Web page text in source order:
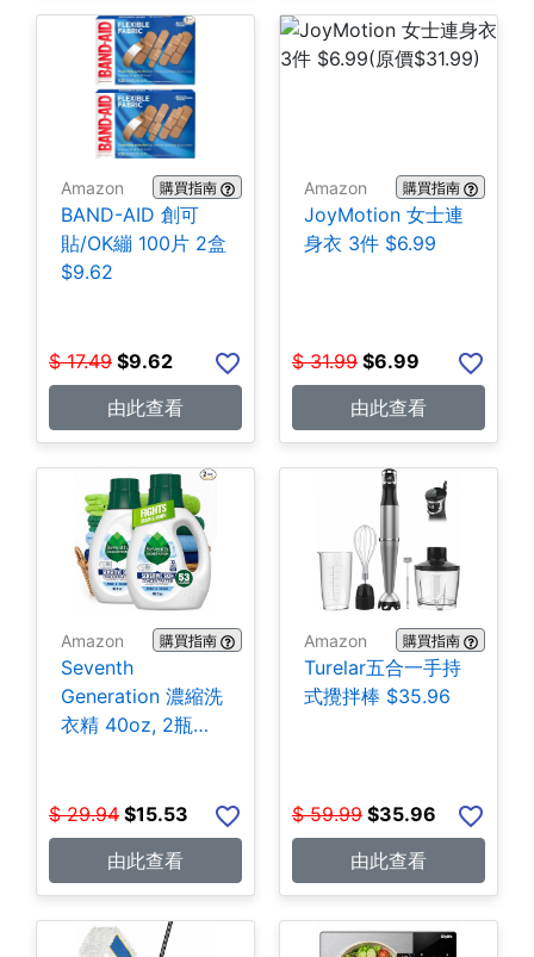
Amazon 購買指南
BAND-AID 創可
貼/OK繃 100片 2盒
$9.62
$ 17.49 $9.62
由此查看
Amazon 購買指南
JoyMotion 女士連
身衣 3件 $6.99
$ 31.99 $6.99
由此查看
Amazon 購買指南
Seventh
Generation 濃縮洗
衣精 40oz, 2瓶
$ 29.94 $15.53
由此查看
Amazon 購買指南
Turelar五合一手持
式攪拌棒 $35.96
$ 59.99 $35.96
由此查看